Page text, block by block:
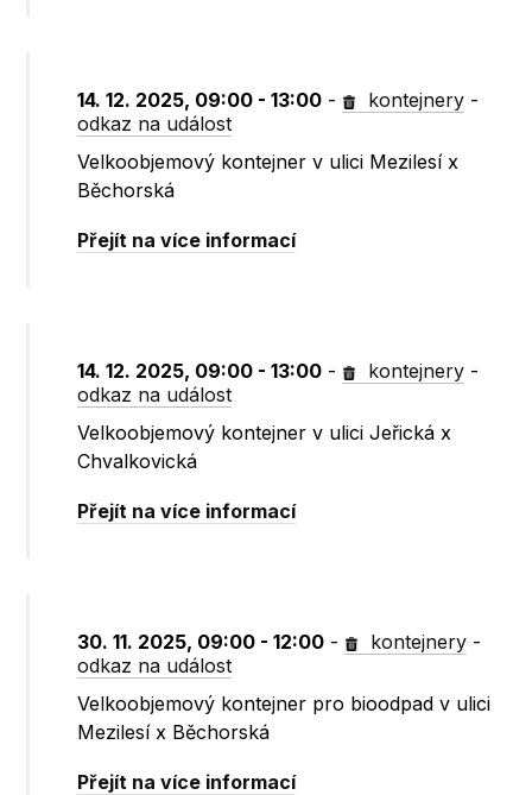
14. 12. 2025, 09:00 - 13:00 - kontejnery -
odkaz na událost
Velkoobjemový kontejner v ulici Mezilesí x
Běchorská
Přejít na více informací
14. 12. 2025, 09:00 - 13:00 - kontejnery -
odkaz na událost
Velkoobjemový kontejner v ulici Jeřická x
Chvalkovická
Přejít na více informací
30. 11. 2025, 09:00 - 12:00 - kontejnery -
odkaz na událost
Velkoobjemový kontejner pro bioodpad v ulici
Mezilesí x Běchorská
Přejít na více informací